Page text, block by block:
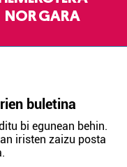
NOR GARA
buletina
bi egunean behin.
iristen zaizu posta